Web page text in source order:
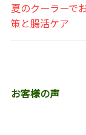
夏のクーラーで
策と腸活ケア
お客様の声